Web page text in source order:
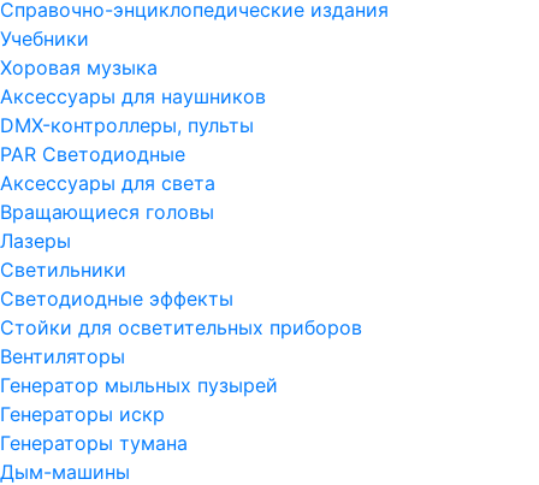
Справочно-энциклопедические издания
Учебники
Хоровая музыка
Аксессуары для наушников
DMX-контроллеры, пульты
PAR Светодиодные
Аксессуары для света
Вращающиеся головы
Лазеры
Светильники
Светодиодные эффекты
Стойки для осветительных приборов
Вентиляторы
Генератор мыльных пузырей
Генераторы искр
Генераторы тумана
Дым-машины